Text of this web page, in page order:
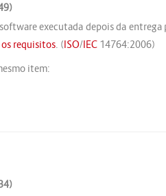
executada depois da
os requisitos. (ISO/IEC14764:2006)
item: